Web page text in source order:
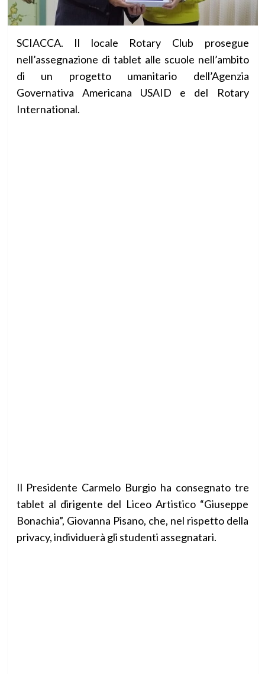
SCIACCA. Il locale Rotary Club prosegue
nell’assegnazione di tablet alle scuole nell’ambito
di un progetto umanitario dell’Agenzia
Governativa Americana USAID e del Rotary
International.
Il Presidente Carmelo Burgio ha consegnato tre
tablet al dirigente del Liceo Artistico “Giuseppe
Bonachia”, Giovanna Pisano, che, nel rispetto della
privacy, individuerà gli studenti assegnatari.